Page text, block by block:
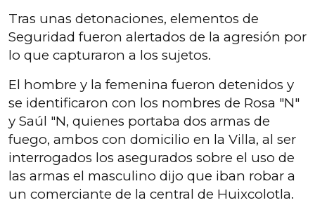
Tras unas detonaciones, elementos de
Seguridad fueron alertados de la agresión por
lo que capturaron a los sujetos.
El hombre y la femenina fueron detenidos y
se identificaron con los nombres de Rosa "N"
y Saúl "N, quienes portaba dos armas de
fuego, ambos con domicilio en la Villa, al ser
interrogados los asegurados sobre el uso de
las armas el masculino dijo que iban robar a
un comerciante de la central de Huixcolotla.